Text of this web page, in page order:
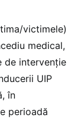
victimele)
medical,
de intervenție
UIP
în
perioadă